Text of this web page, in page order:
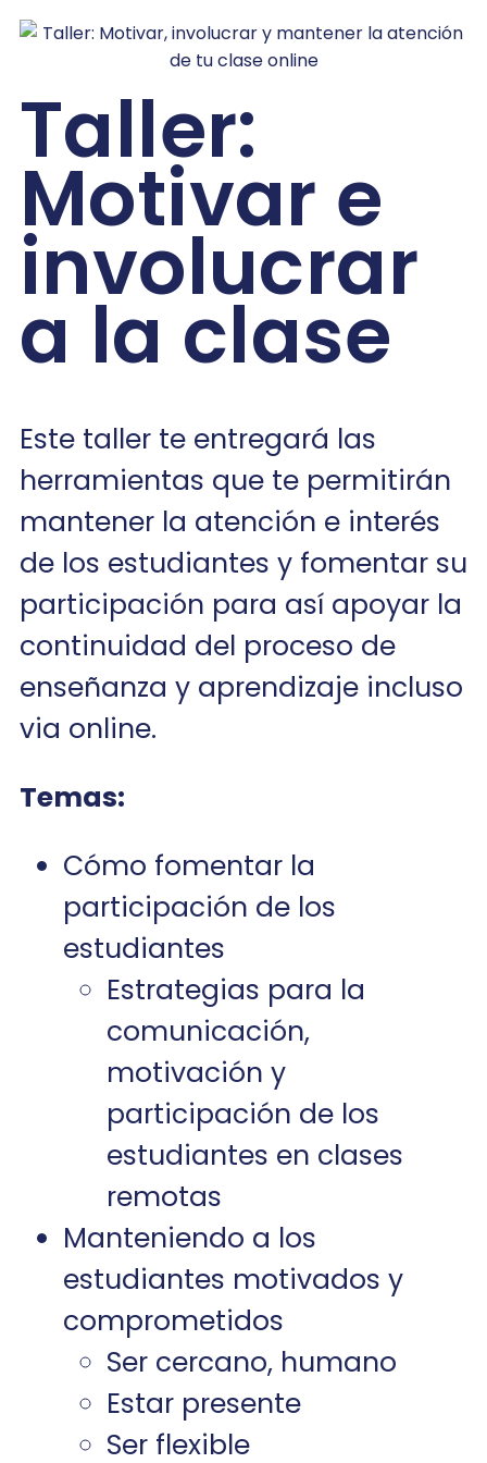
Taller:
Motivar e
involucrar
a la clase
Este taller te entregará las
herramientas que te permitirán
mantener la atención e interés
de los estudiantes y fomentar su
participación para así apoyar la
continuidad del proceso de
enseñanza y aprendizaje incluso
via online.
Temas:
Cómo fomentar la
participación de los
estudiantes
Estrategias para la
comunicación,
motivación y
participación de los
estudiantes en clases
remotas
Manteniendo a los
estudiantes motivados y
comprometidos
Ser cercano, humano
Estar presente
Ser flexible